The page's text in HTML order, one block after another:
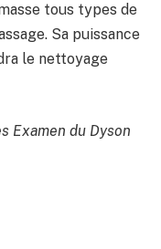
tous types de
Sa puissance
le nettoyage
Examen du Dyson